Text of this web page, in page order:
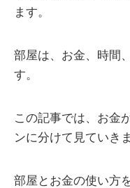
ます。
部屋は、お金、時間
す。
この記事では、お金
ンに分けて見ていき
部屋とお金の使い方